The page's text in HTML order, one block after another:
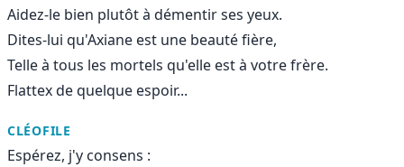
Aidez-le bien plutôt à démentir ses yeux.
Dites-lui qu'Axiane est une beauté fière,
Telle à tous les mortels qu'elle est à votre frère.
Flattex de quelque espoir...
CLÉOFILE
Espérez, j'y consens :